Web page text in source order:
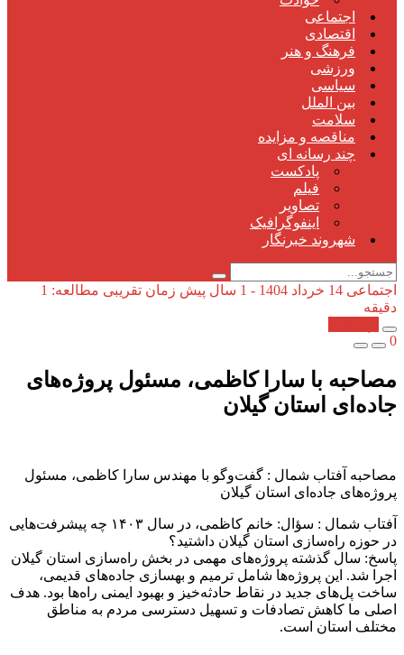
اجتماعی
اقتصادی
فرهنگ و هنر
ورزشی
سیاسی
بین الملل
سلامت
مناقصه و مزایده
چند رسانه ای
پادکست
فیلم
تصاویر
اینفوگرافیک
شهروند خبرنگار
اجتماعی 14 خرداد 1404 - 1 سال پیش
زمان تقریبی مطالعه: 1
دقیقه
0
مصاحبه با سارا کاظمی، مسئول پروژه‌های
جاده‌ای استان گیلان
مصاحبه آفتاب شمال : گفت‌وگو با مهندس سارا کاظمی، مسئول
پروژه‌های جاده‌ای استان گیلان
آفتاب شمال : سؤال: خانم کاظمی، در سال ۱۴۰۳ چه پیشرفت‌هایی
در حوزه راه‌سازی استان گیلان داشتید؟
پاسخ: سال گذشته پروژه‌های مهمی در بخش راه‌سازی استان گیلان
اجرا شد. این پروژه‌ها شامل ترمیم و بهسازی جاده‌های قدیمی،
ساخت پل‌های جدید در نقاط حادثه‌خیز و بهبود ایمنی راه‌ها بود. هدف
اصلی ما کاهش تصادفات و تسهیل دسترسی مردم به مناطق
مختلف استان است.